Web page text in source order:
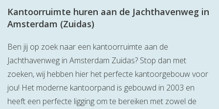
Kantoorruimte huren aan de Jachthavenweg in
Amsterdam (Zuidas)
Ben jij op zoek naar een kantoorruimte aan de
Jachthavenweg in Amsterdam Zuidas? Stop dan met
zoeken, wij hebben hier het perfecte kantoorgebouw voor
jou! Het moderne kantoorpand is gebouwd in 2003 en
heeft een perfecte ligging om te bereiken met zowel de